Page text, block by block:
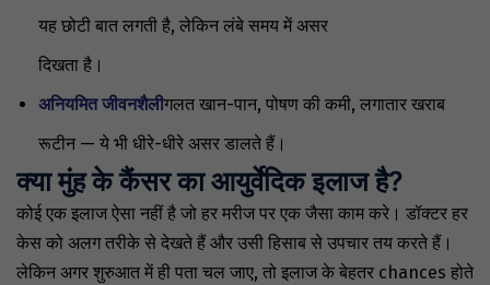
यह छोटी बात लगती है, लेकिन लंबे समय में असर
दिखता है।
अनियमित जीवनशैलीगलत खान-पान, पोषण की कमी, लगातार खराब
रूटीन — ये भी धीरे-धीरे असर डालते हैं।
क्या मुंह के कैंसर काआयुर्वेदिकइलाज है?
कोई एक इलाज ऐसा नहीं है जो हर मरीज पर एक जैसा काम करे। डॉक्टर हर
केस को अलग तरीके से देखते हैं और उसी हिसाब से उपचार तय करते हैं।
लेकिन अगर शुरुआत में ही पता चल जाए, तो इलाज के बेहतर chances होते